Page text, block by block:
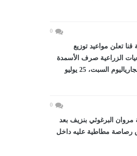
0
قنا تعلن مواعيد توزيع
الزراعية صرف الأسمدة
خلال الأسبوع الجارياليوم السبت، 25 يوليو
0
مروان البرغوثي بنزيف بعد
رصاصة مطاطية عليه داخل